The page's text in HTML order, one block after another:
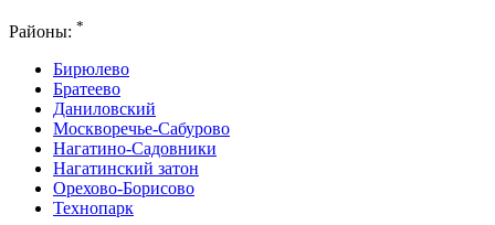
Районы: *
Бирюлево
Братеево
Даниловский
Москворечье-Сабурово
Нагатино-Садовники
Нагатинский затон
Орехово-Борисово
Технопарк